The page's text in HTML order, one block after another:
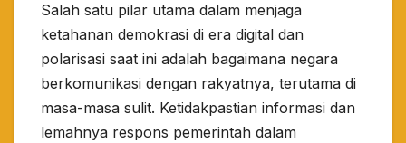
Salah satu pilar utama dalam menjaga
ketahanan demokrasi di era digital dan
polarisasi saat ini adalah bagaimana negara
berkomunikasi dengan rakyatnya, terutama di
masa-masa sulit. Ketidakpastian informasi dan
lemahnya respons pemerintah dalam